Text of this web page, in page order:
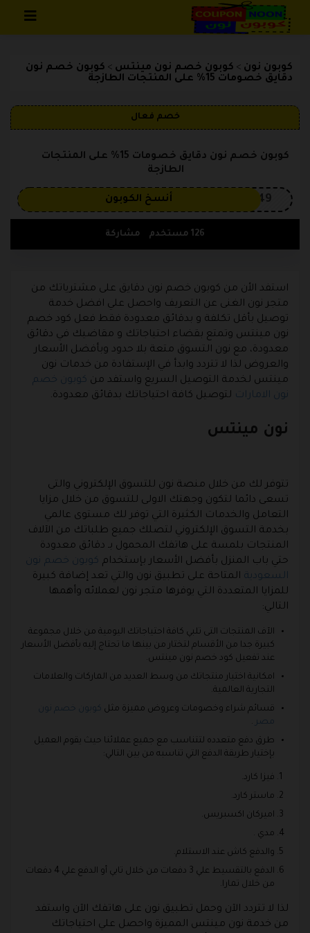
كوبون نون > كوبون خصم نون مينتس > كوبون خصم نون
دقايق خصومات 15% على المنتجات الطازجة
خصم فعال
كوبون خصم نون دقايق خصومات 15% على المنتجات
الطازجة
OP149 أنسخ الكوبون
126 مستخدم مشاركة
استفد الأن من كوبون خصم نون دقايق على مشترياتك من
متجر نون الغنى عن التعريف واحصل علي افضل خدمة
توصيل بأقل تكلفة و بدقائق معدودة فقط فعل كود خصم
نون مينتس وتمتع بقضاء احتياجاتك و مقاضيك في دقائق
معدودة، مع نون التسوق متعة بلا حدود وبأفضل الأسعار
والعروض لذا لا تتردد وابدأ في الإستفادة من خدمات نون
مينتس لخدمة التوصيل السريع واستفد من كوبون خصم
نون الامارات لتوصيل كافة احتياجاتك بدقائق معدودة.
نون مينتس
تتوفر لك من خلال منصة نون للتسوق الإلكتروني والتى
تسعى دائما لتكون وجهتك الاولى للتسوق من خلال مزايا
التعامل والخدمات الكثيرة التي توفر لك مستوى عالمي
بخدمة التسوق الإلكتروني لتصلك جميع طلباتك من الآلاف
المنتجات بلمسة على هاتفك المحمول بـ دقائق معدودة
حتي باب المنزل بأفضل الأسعار بإستخدام كوبون خصم نون
السعودية المتاحة على تطبيق نون والتي تعد إضافة كبيرة
للمزايا المتعددة التي يوفرها متجر نون لعملائه وأهمها
التالي:
الآف المنتجات التى تلبي كافة احتياجاتك اليومية من خلال مجموعة
كبيرة جدا من الأقسام لتختار من بينها ما تحتاج إليه بأفضل الأسعار
عند تفعيل كود خصم نون مينتس.
امكانية اختيار منتجاتك من وسط العديد من الماركات والعلامات
التجارية العالمية.
قسائم شراء وخصومات وعروض مميزة مثل كوبون خصم نون
مصر
طرق دفع متعدده لتتناسب مع جميع عملائنا حيث يقوم العميل
بإختيار طريقة الدفع التي تناسبه من بين التالي:
فيزا كارد.
ماستر كارد.
اميركان اكسبريس.
مدي .
والدفع كاش عند الاستلام.
الدفع بالتقسيط علي 3 دفعات من خلال تابي أو الدفع علي 4 دفعات
من خلال تمارا.
لذا لا تتردد الآن وحمل تطبيق نون على هاتفك الآن واستفد
من خدمة نون مينتس المميزة واحصل علي احتياجاتك